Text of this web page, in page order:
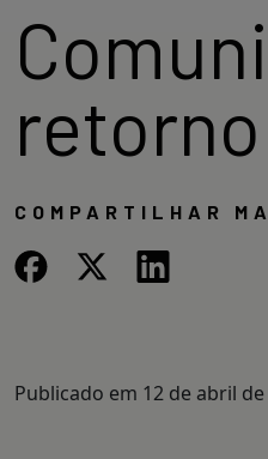
COMPARTILHAR
Publicado em 12 de abril